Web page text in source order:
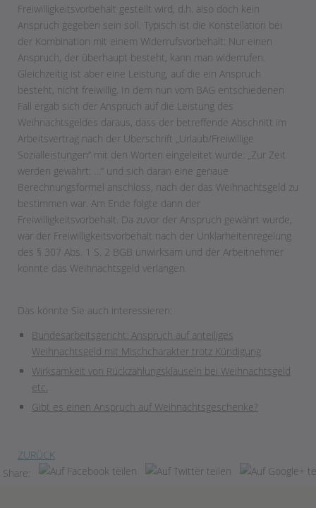
Freiwilligkeitsvorbehalt gestellt wird, d.h. also doch kein
Anspruch gegeben sein soll. Typisch ist die Konstellation bei
der Kombination mit einem Widerrufsvorbehalt: Nur einen
Anspruch, der überhaupt besteht, kann man widerrufen.
Gleichzeitig ist aber eine Leistung, auf die ein Anspruch
besteht, nicht freiwillig. In dem nun vom BAG entschiedenen
Fall ergab sich der Anspruch auf die Leistung des
Weihnachtsgeldes daraus, dass der betreffende Abschnitt im
Arbeitsvertrag nach der Überschrift „Urlaub/Freiwillige
Sozialleistungen“ mit den Worten eingeleitet wurde: „Zur Zeit
werden gewährt: …“ und sich daran eine genaue
Berechnungsformel anschloss, nach der das Weihnachtsgeld zu
bestimmen war. Am Ende folgte dann der
Freiwilligkeitsvorbehalt. Da zuvor der Anspruch gewährt wurde,
war der Freiwilligkeitsvorbehalt nach der Unklarheitenregelung
des § 307 Abs. 1 S. 2 BGB unwirksam und der Arbeitnehmer
konnte das Weihnachtsgeld verlangen.
Das könnte Sie auch interessieren:
Bundesarbeitsgericht: Anspruch auf anteiliges
Weihnachtsgeld mit Mischcharakter trotz Kündigung
Wirksamkeit von Rückzahlungsklauseln bei Weihnachtsgeld
etc.
Gibt es einen Anspruch auf Weihnachtsgeschenke?
ZURÜCK
Share: